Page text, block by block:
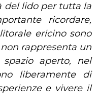
del lido per tutta la
ricordare,
ericino sono
rappresenta un
aperto, nel
liberamente di
e vivere il